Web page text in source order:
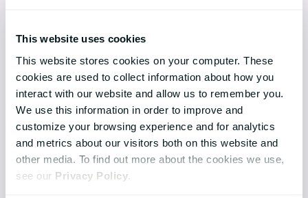
This website uses cookies
This website stores cookies on your computer. These
cookies are used to collect information about how you
interact with our website and allow us to remember you.
We use this information in order to improve and
customize your browsing experience and for analytics
and metrics about our visitors both on this website and
other media. To find out more about the cookies we use,
see our Privacy Policy
CATALYSTONE FOR
HR-ledere
IT-ledere